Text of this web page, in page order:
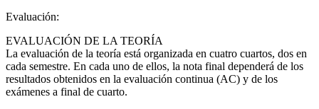
Evaluación:
EVALUACIÓN DE LA TEORÍA
La evaluación de la teoría está organizada en cuatro cuartos, dos en
cada semestre. En cada uno de ellos, la nota final dependerá de los
resultados obtenidos en la evaluación continua (AC) y de los
exámenes a final de cuarto.